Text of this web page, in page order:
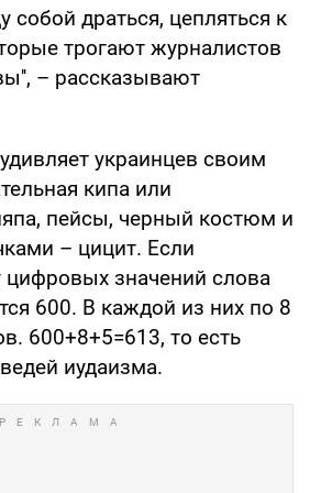
собой драться, цепляться к
трогают журналистов
– рассказывают
украинцев своим
кипа или
пейсы, черный костюм и
– цицит. Если
цифровых значений слова
600. В каждой из них по 8
600+8+5=613, то есть
иудаизма.